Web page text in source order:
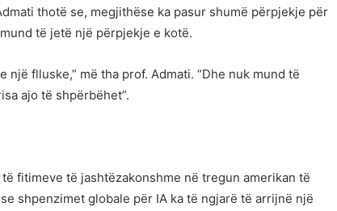
thotë se, megjithëse ka pasur shumë përpjekje për
të jetë një përpjekje e kotë.
flluske,” më tha prof. Admati. “Dhe nuk mund të
ajo të shpërbëhet”.
fitimeve të jashtëzakonshme në tregun amerikan të
shpenzimet globale për IA ka të ngjarë të arrijnë një